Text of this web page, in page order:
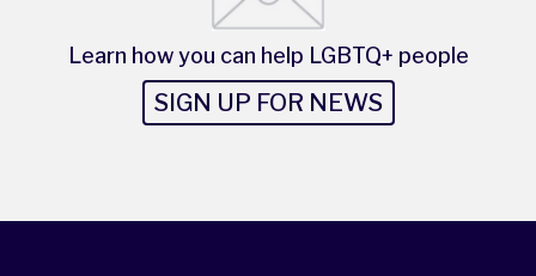
Learn how you can help LGBTQ+ people
SIGN UP FOR NEWS